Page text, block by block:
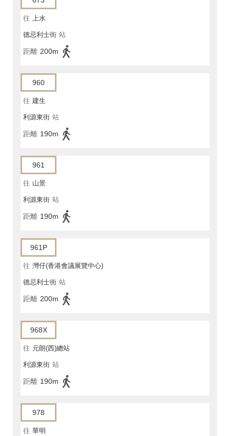
往 上水
德忌利士街 站
距離 200m
960
往 建生
利源東街 站
距離 190m
961
往 山景
利源東街 站
距離 190m
961P
往 灣仔(香港會議展覽中心)
德忌利士街 站
距離 200m
968X
往 元朗(西)總站
利源東街 站
距離 190m
978
往 華明